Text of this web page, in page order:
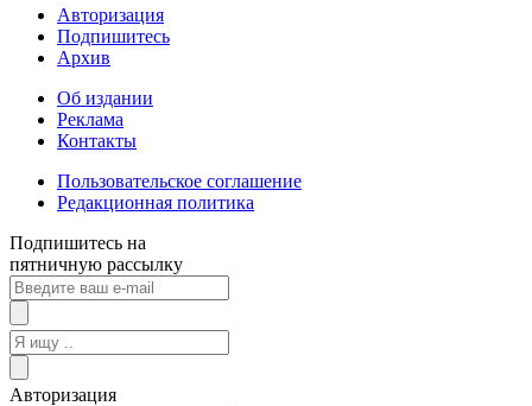
Авторизация
Подпишитесь
Архив
Об издании
Реклама
Контакты
Пользовательское соглашение
Редакционная политика
Подпишитесь на
пятничную рассылку
Авторизация